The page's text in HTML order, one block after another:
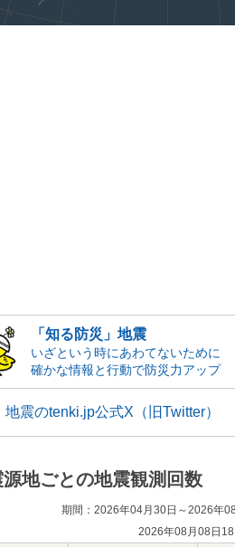
「知る防災」地震
いざという時にあわてないために
確かな情報と行動で防災力アップ
地震のtenki.jp公式X（旧Twitter）
源地ごとの地震観測回数
期間：2026年04月30日～2026年
2026年08月08日